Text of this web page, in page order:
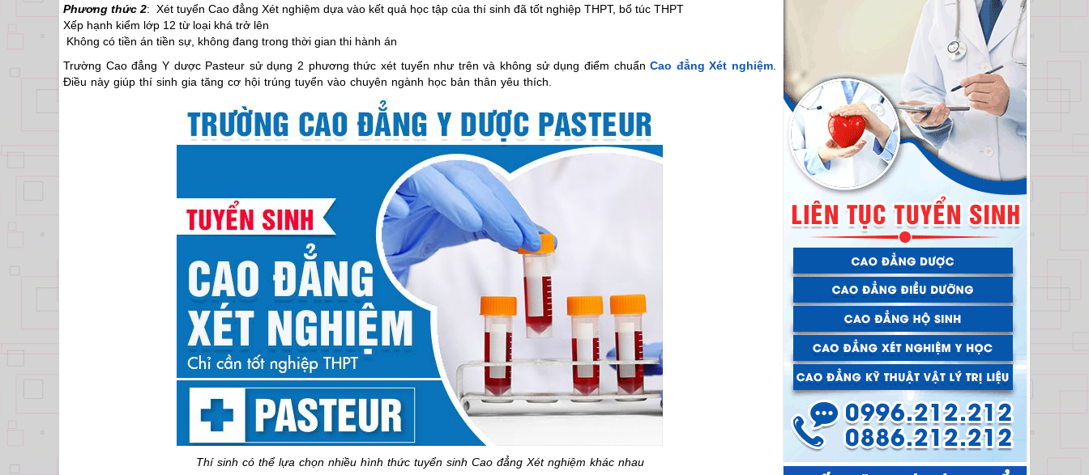
Phương thức 2: Xét tuyển Cao đẳng Xét nghiệm dựa vào kết quả học tập của thí sinh đã tốt nghiệp THPT, bổ túc THPT
Xếp hạnh kiểm lớp 12 từ loại khá trở lên
Không có tiền án tiền sự, không đang trong thời gian thi hành án
Trường Cao đẳng Y dược Pasteur sử dụng 2 phương thức xét tuyển như trên và không sử dụng điểm chuẩnCao đẳng Xét nghiệm
Điều này giúp thí sinh gia tăng cơ hội trúng tuyển vào chuyên ngành học bản thân yêu thích.
Thí sinh có thể lựa chọn nhiều hình thức tuyển sinh Cao đẳng Xét nghiệm khác nhau